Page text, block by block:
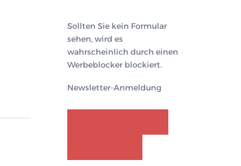
Sollten Sie kein Formular
sehen, wird es
wahrscheinlich durch einen
Werbeblocker blockiert.
Newsletter-Anmeldung